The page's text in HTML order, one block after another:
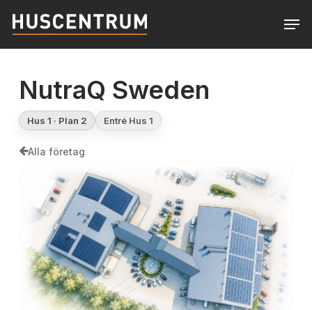
main
NutraQ Sweden
Hus 1 · Plan 2 Entré Hus 1
Alla företag